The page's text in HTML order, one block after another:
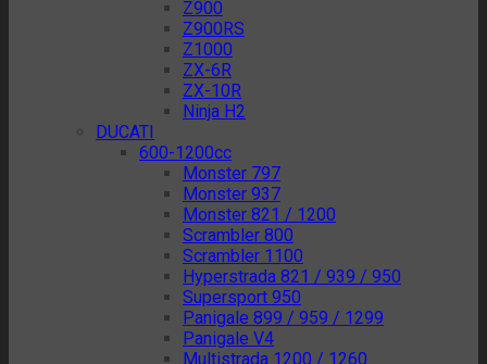
Z900
Z900RS
Z1000
ZX-6R
ZX-10R
Ninja H2
DUCATI
600-1200cc
Monster 797
Monster 937
Monster 821 / 1200
Scrambler 800
Scrambler 1100
Hyperstrada 821 / 939 / 950
Supersport 950
Panigale 899 / 959 / 1299
Panigale V4
Multistrada 1200 / 1260